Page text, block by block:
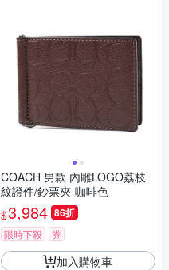
COACH 男款 內雕LOGO荔枝
紋證件/鈔票夾-咖啡色
$3,984 86折
限時下殺 券
加入購物車